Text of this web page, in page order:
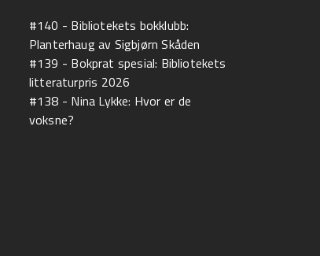
#140 - Bibliotekets bokklubb:
Planterhaug av Sigbjørn Skåden
#139 - Bokprat spesial: Bibliotekets
litteraturpris 2026
#138 - Nina Lykke: Hvor er de
voksne?